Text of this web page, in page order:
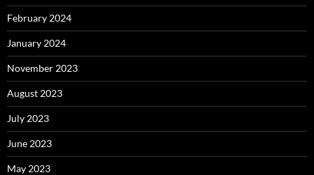
February 2024
January 2024
November 2023
August 2023
July 2023
June 2023
May 2023